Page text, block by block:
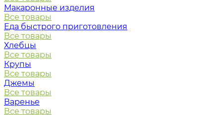
Макаронные изделия
Все товары
Еда быстрого приготовления
Все товары
Хлебцы
Все товары
Крупы
Все товары
Джемы
Все товары
Варенье
Все товары